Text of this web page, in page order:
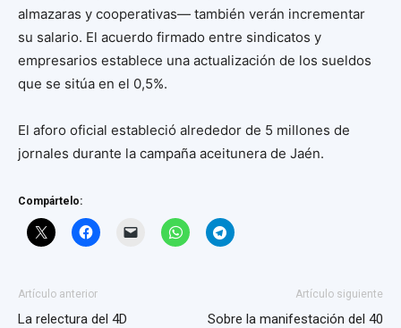
almazaras y cooperativas— también verán incrementar
su salario. El acuerdo firmado entre sindicatos y
empresarios establece una actualización de los sueldos
que se sitúa en el 0,5%.
El aforo oficial estableció alrededor de 5 millones de
jornales durante la campaña aceitunera de Jaén.
Compártelo:
Artículo anterior
La relectura del 4D
Artículo siguiente
Sobre la manifestación del 40